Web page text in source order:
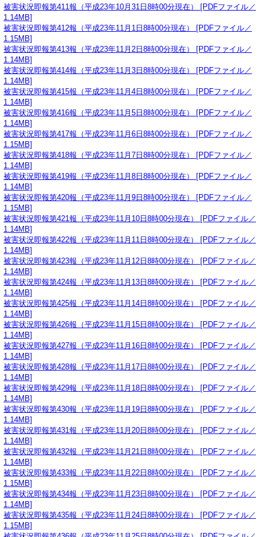
被害状況即報第411報（平成23年10月31日8時00分現在） [PDFファイル／
1.14MB]
被害状況即報第412報（平成23年11月1日8時00分現在） [PDFファイル／
1.15MB]
被害状況即報第413報（平成23年11月2日8時00分現在） [PDFファイル／
1.14MB]
被害状況即報第414報（平成23年11月3日8時00分現在） [PDFファイル／
1.14MB]
被害状況即報第415報（平成23年11月4日8時00分現在） [PDFファイル／
1.14MB]
被害状況即報第416報（平成23年11月5日8時00分現在） [PDFファイル／
1.14MB]
被害状況即報第417報（平成23年11月6日8時00分現在） [PDFファイル／
1.15MB]
被害状況即報第418報（平成23年11月7日8時00分現在） [PDFファイル／
1.14MB]
被害状況即報第419報（平成23年11月8日8時00分現在） [PDFファイル／
1.14MB]
被害状況即報第420報（平成23年11月9日8時00分現在） [PDFファイル／
1.15MB]
被害状況即報第421報（平成23年11月10日8時00分現在） [PDFファイル／
1.14MB]
被害状況即報第422報（平成23年11月11日8時00分現在） [PDFファイル／
1.14MB]
被害状況即報第423報（平成23年11月12日8時00分現在） [PDFファイル／
1.14MB]
被害状況即報第424報（平成23年11月13日8時00分現在） [PDFファイル／
1.14MB]
被害状況即報第425報（平成23年11月14日8時00分現在） [PDFファイル／
1.14MB]
被害状況即報第426報（平成23年11月15日8時00分現在） [PDFファイル／
1.14MB]
被害状況即報第427報（平成23年11月16日8時00分現在） [PDFファイル／
1.14MB]
被害状況即報第428報（平成23年11月17日8時00分現在） [PDFファイル／
1.14MB]
被害状況即報第429報（平成23年11月18日8時00分現在） [PDFファイル／
1.14MB]
被害状況即報第430報（平成23年11月19日8時00分現在） [PDFファイル／
1.14MB]
被害状況即報第431報（平成23年11月20日8時00分現在） [PDFファイル／
1.14MB]
被害状況即報第432報（平成23年11月21日8時00分現在） [PDFファイル／
1.14MB]
被害状況即報第433報（平成23年11月22日8時00分現在） [PDFファイル／
1.15MB]
被害状況即報第434報（平成23年11月23日8時00分現在） [PDFファイル／
1.14MB]
被害状況即報第435報（平成23年11月24日8時00分現在） [PDFファイル／
1.15MB]